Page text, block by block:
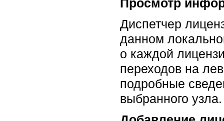
Просмотр
Диспетчер
данном
о каждой
переходов на
подробные
выбранного узла.